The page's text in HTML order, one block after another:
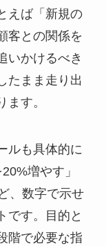
えば「新規の
客との関係を
いかけるべき
たまま走り出
す。
ルも具体的に
増やす」
、数字で示せ
です。目的と
階で必要な指